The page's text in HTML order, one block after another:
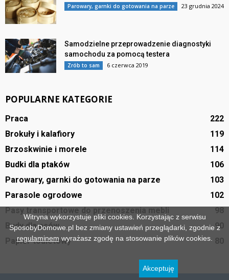
Witryna wykorzystuje pliki cookies. Korzystając z serwisu
SposobyDomowe.pl bez zmiany ustawień przeglądarki, zgodnie z
regulaminemwyrażasz zgodę na stosowanie plików cookies.
Akceptuję
Parowary, garnki do gotowania na parze 23 grudnia 2024
Samodzielne przeprowadzenie diagnostyki
samochodu za pomocą testera
Zrób to sam 6 czerwca 2019
POPULARNE KATEGORIE
Praca
222
Brokuły i kalafiory
119
Brzoskwinie i morele
114
Budki dla ptaków
106
Parowary, garnki do gotowania na parze
103
Parasole ogrodowe
102
Pasy transportowe do przenoszenia mebli
98
Budy dla psów
90
Papier toaletowy
80